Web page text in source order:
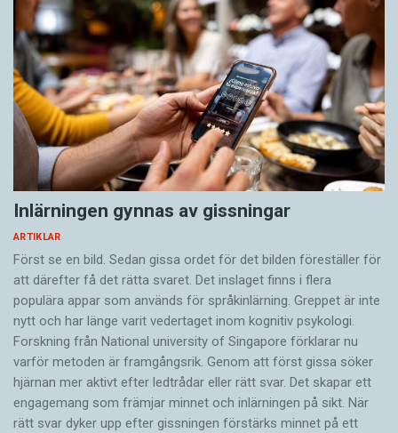
Kale. Soldaten, vars namn är bevarat på skålen,
kom antagligen från Sinuri, Kildara, Euromos
eller Stratonikeia.
– Om man kan fastställa vilket av de fyra
alfabeten som har använts, har man i alla fall
nått ett visst resultat, nämligen från vilken ort
som soldaten kom. Någon kunskap om ett
eventuellt Labrandaalfabet kommer vi inte att
få förrän en officiell inskrift på en stentavla
dyker upp.
Bristen på längre kariska texter ställer till det
för forskarna. Ignacio J. Adiego konstaterar i
boken The Carian language att det inte är
mycket mer än personnamn som kan läsas och
förstås, och att dessa korta texter säger
Inlärningen gynnas av gissningar
ARTIKLAR
Först se en bild. Sedan gissa ordet för det bilden föreställer för
att därefter få det rätta svaret. Det inslaget finns i flera
populära appar som används för språkinlärning. Greppet är inte
nytt och har länge varit vedertaget inom kognitiv psykologi.
Forskning från National university of Singa­pore förklarar nu
varför metoden är framgångsrik. Genom att först gissa ­söker
hjärnan mer aktivt ­efter ledtrådar eller rätt svar. Det skapar ett
engagemang som främjar minnet och inlärningen på sikt. När
rätt svar dyker upp efter gissningen förstärks minnet på ett